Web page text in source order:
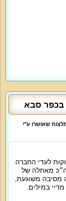
שינה.
על הגג. הסלון
מעוצב ועוד.
לאחסן אוכל
מיטה זוגית גדולה.
מיטות שיזוף,
בכפר סבא
שאושרו ע"י
לעדי החברה
מאחלה של
מסיבה משוגעת,
במילים.